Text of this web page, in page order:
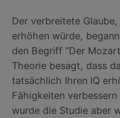
Der verbreitete
erhöhen würde,
den Begriff “Der
Theorie besagt, dass
tatsächlich Ihren IQ
Fähigkeiten
wurde die Studie aber